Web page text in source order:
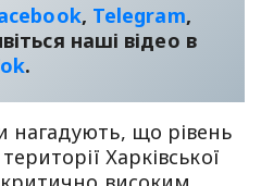
, Telegram,
наші відео в
.
що рівень
Харківської